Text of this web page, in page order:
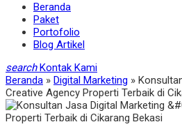
Beranda
Paket
Portofolio
Blog Artikel
search Kontak Kami
Beranda » Digital Marketing »
Creative Agency Properti Terbaik di